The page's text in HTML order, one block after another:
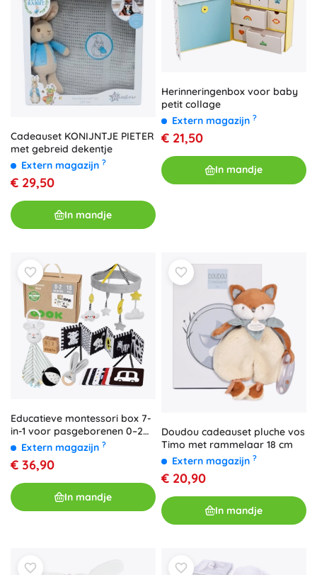
Cadeauset KONIJNTJE PIETER
met gebreid dekentje
Extern magazijn ?
€ 29,50
In mandje
Herinneringenbox voor baby
petit collage
Extern magazijn ?
€ 21,50
In mandje
Educatieve montessori box 7-
in-1 voor pasgeborenen 0–2
maanden WOOPIE GREEN
Extern magazijn ?
€ 36,90
In mandje
Doudou cadeauset pluche vos
Timo met rammelaar 18 cm
Extern magazijn ?
€ 20,90
In mandje